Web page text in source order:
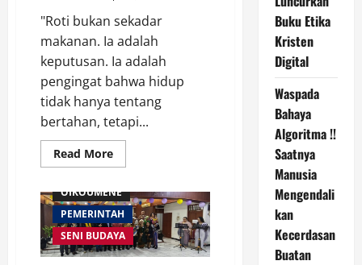
"Roti bukan sekadar
makanan. Ia adalah
keputusan. Ia adalah
pengingat bahwa hidup
tidak hanya tentang
bertahan, tetapi...
Read MoreRead
more
Novel
Roti
Terakhir
:
Menemukan
Kemanusiaan
AGAMA
BREAKING NEWS
OIKOUMENE
PEMERINTAH
SENI BUDAYA
Buku Etika
Kristen
Digital
Waspada
Bahaya
Algoritma !!
Saatnya
Manusia
Mengendali
kan
Kecerdasan
Buatan